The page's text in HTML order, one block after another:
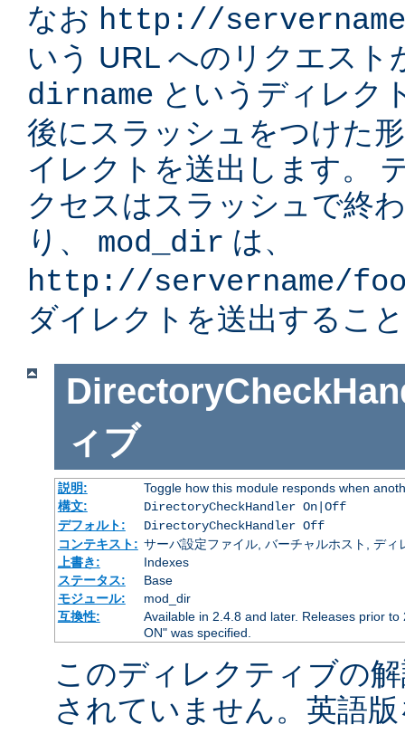
なお http://
いう URL へのリクエスト
dirname というディレク
後にスラッシュをつけた
イレクトを送出します。
クセスはスラッシュで終
り、 mod_dir は、
http://servername/
ダイレクトを送出するこ
ィブ
説明:
Toggle how this module responds when
構文:
DirectoryCheckHandler On|Off
デフォルト:
DirectoryCheckHandler Off
コンテキスト: サーバ設定ファイル, バーチャルホスト, ディ
上書き:
Indexes
ステータス:
Base
モジュール:
mod_dir
互換性:
Available in 2.4.8 and later. Releases prior
ON" was specified.
このディレクティブの
されていません。英語